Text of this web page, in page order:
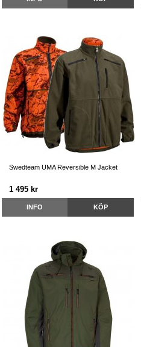
Swedteam UMA Reversible M Jacket
1 495 kr
INFO KÖP